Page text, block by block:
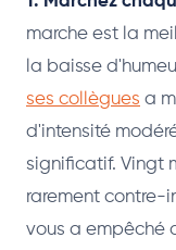
marche est la
la baisse
ses collègues a
d'intensité
significatif. Vingt
rarement contre-
vous a empêché